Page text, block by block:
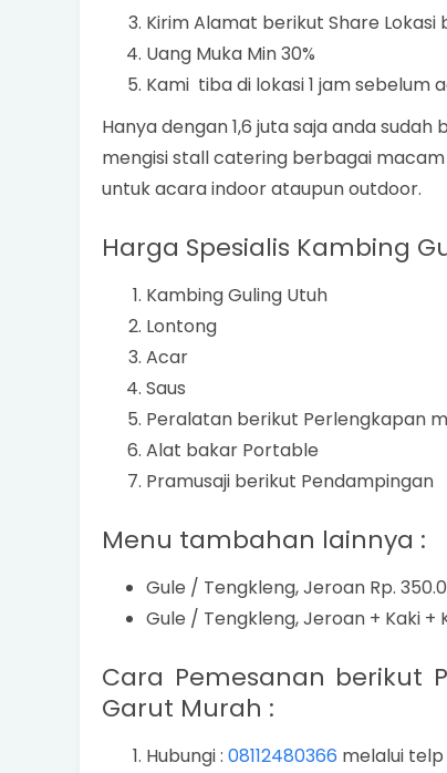
Kirim Alamat berikut Share
Uang Muka Min 30%
Kami tiba di lokasi 1 jam sebelum
Hanya dengan 1,6 juta saja anda
mengisi stall catering berbagai
untuk acara indoor ataupun outdoor.
Harga Spesialis Kambing
Kambing Guling Utuh
Lontong
Acar
Saus
Peralatan berikut Perlengkapan
Alat bakar Portable
Pramusaji berikut Pendampingan
Menu tambahan lainnya :
Gule / Tengkleng, Jeroan Rp.
Gule / Tengkleng, Jeroan + Kaki
Cara Pemesanan berikut
Garut Murah :
Hubungi : 08112480366 melalui